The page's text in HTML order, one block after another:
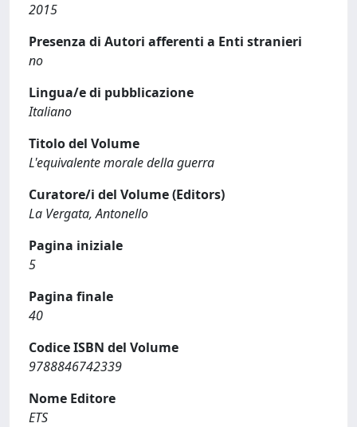
2015
Presenza di Autori afferenti a Enti stranieri
no
Lingua/e di pubblicazione
Italiano
Titolo del Volume
L'equivalente morale della guerra
Curatore/i del Volume (Editors)
La Vergata, Antonello
Pagina iniziale
5
Pagina finale
40
Codice ISBN del Volume
9788846742339
Nome Editore
ETS